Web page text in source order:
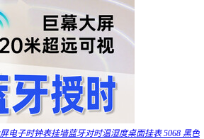
电子时钟表挂墙蓝牙对时温湿度桌面挂表 5068 黑色